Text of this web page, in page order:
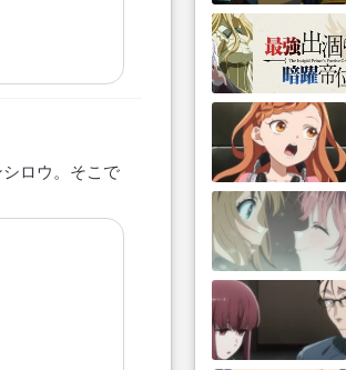
ロウ。そこで